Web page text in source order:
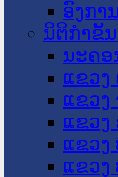
ອົງກາ
ນິຕິກໍາຂັ້
ນະ​ຄອ
ແຂວງ
ແຂວງ
ແຂວງ
ແຂວງ
ແຂວງ